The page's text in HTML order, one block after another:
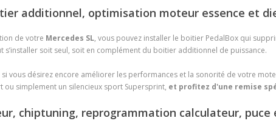
additionnel, optimisation moteur essence et
de votre Mercedes SL, vous pouvez installer le boitier PedalBox qui
s’installer soit seul, soit en complément du boitier additionnel de puissance.
si vous désirez encore améliorer les performances et la sonorité de votre
ou simplement un silencieux sport Supersprint, et profitez d'une remise
chiptuning, reprogrammation calculateur,